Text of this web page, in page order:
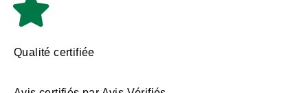
Qualité certifiée